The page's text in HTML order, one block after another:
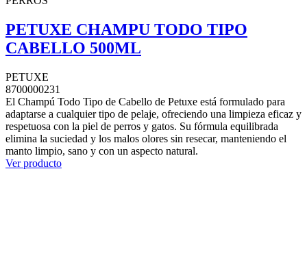
PETUXE CHAMPU TODO TIPO
CABELLO 500ML
PETUXE
8700000231
El Champú Todo Tipo de Cabello de Petuxe está formulado para
adaptarse a cualquier tipo de pelaje, ofreciendo una limpieza eficaz y
respetuosa con la piel de perros y gatos. Su fórmula equilibrada
elimina la suciedad y los malos olores sin resecar, manteniendo el
manto limpio, sano y con un aspecto natural.
Ver producto